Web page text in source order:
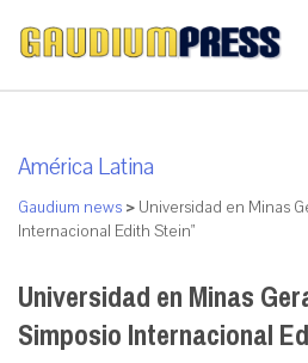
América Latina
Gaudium news > Universidad en Minas
Internacional Edith Stein"
Universidad en Minas
Simposio Internacional